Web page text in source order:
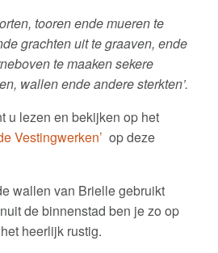
monumenten
tooren ende mueren te
grachten uit te graaven, ende
te maaken sekere
wallen ende andere sterkten’.
u lezen en bekijken op het
Vestingwerken’ op deze
wallen van Brielle gebruikt
de binnenstad ben je zo op
heerlijk rustig.